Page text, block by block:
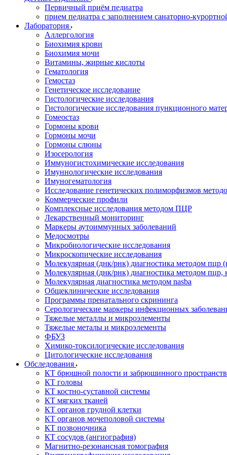
Первичный приём педиатра
прием педиатра с заполнением санаторно-
Лаборатория
Аллергология
Биохимия крови
Биохимия мочи
Витамины, жирные кислоты
Гематология
Гемостаз
Генетическое исследование
Гистологические исследования
Гистологические исследования пункционного
Гомеостаз
Гормоны крови
Гормоны мочи
Гормоны слюны
Изосерология
Иммуногистохимические исследования
Имуннологические исследования
Имуногематология
Исследование генетических полиморфизмов
Коммерческие профили
Комплексные исследования методом ПЦР
Лекарственный мониторинг
Маркеры аутоиммунных заболеваний
Медосмотры
Микробиологические исследования
Микроскопические исследования
Молекулярная (днк/рнк) диагностика методом пцр
Молекулярная (днк/рнк) диагностика методом пцр,
Молекулярная диагностика методом nasba
Общеклинические исследования
Программы пренатального скрининга
Серологические маркеры инфекционных
Тяжелые металлы и микроэлементы
Тяжелые металы и микроэлементы
ФБУЗ
Химико-токсилогические исследования
Цитологические исследования
Обследования
КТ брюшной полости и забрюшинного
КТ головы
КТ костно-суставной системы
КТ мягких тканей
КТ органов грудной клетки
КТ органов мочеполовой системы
КТ позвоночника
КТ сосудов (ангиография)
Магнитно-резонансная томография